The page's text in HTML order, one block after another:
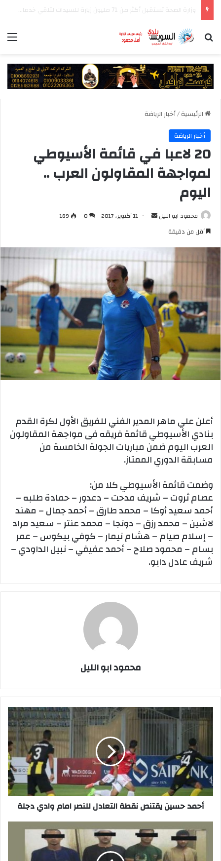
رئيس الوزراء يتابع جهود منظومة الشكاوى الحكومية خلال يوليو الماضي
بحث عن
الرئيسية/أخبار الرياضة
أخبار الرياضة
20 لاعبا في قائمة الأسيوطي
لمواجهة المقاولون العرب ..
اليوم
محمود ابو الليل
أرسل 11 أكتوبر، 2017 0
189
أقل من دقيقة
أعلن علي ماهر المدير الفني للفريق الأول لكرة القدم
بنادي الأسيوطي قائمة فريقه فى مواجهة المقاولون
العرب اليوم ضمن مباريات الجولة الخامسة من
مسابقة الدوري الممتاز.
وضمت قائمة الأسيوطي كلا من:
عصام ثروت – شريف مدحت – دعدور – حمادة طلبه –
أحمد سعيد أوكا – محمد طارق – أحمد جمال – مهند
لاشين – محمد رزق – دونجا – محمد عنتر – سعيد مراد
– إسلام صيام – هشام نيمار – كوفي بيكوس – عمر
بسام – محمود صلاح – أحمد عفيفي – نبيل الداودي –
شريف عادل دابو.
محمود ابو الليل
أحمد
حسين
نقطة
التعادل
للنصر
امام
وادي
دجلة
أحمد حسين يقتنص نقطة التعادل للنصر امام وادي دجلة
المتهمين